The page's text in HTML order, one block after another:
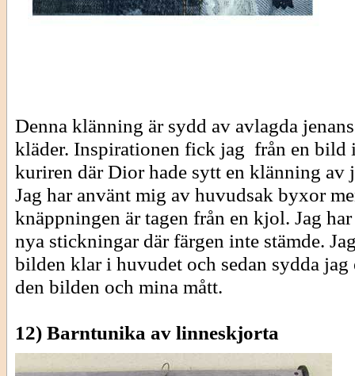
Denna klänning är sydd av avlagda jenans
kläder. Inspirationen fick jag från en bild
kuriren där Dior hade sytt en klänning av
Jag har använt mig av huvudsak byxor
knäppningen är tagen från en kjol. Jag
nya stickningar där färgen inte stämde.
bilden klar i huvudet och sedan sydda jag
den bilden och mina mått.
12) Barntunika av linneskjorta